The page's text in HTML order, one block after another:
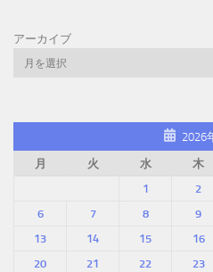
アーカイブ
2026
月
火 水 木
1
2
6
7 8 9
13
14 15 16
20
21 22 23